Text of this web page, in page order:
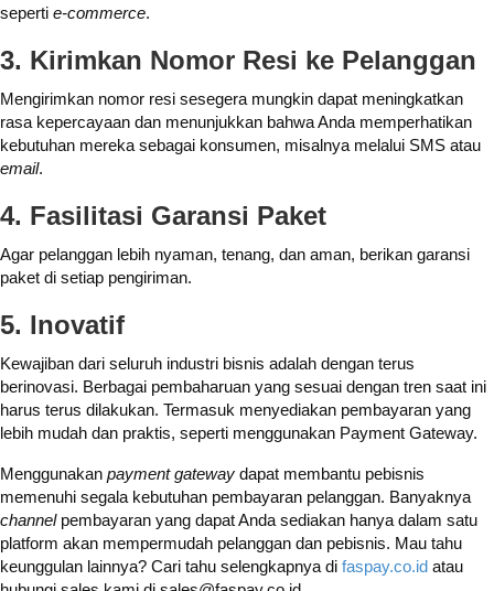
seperti e-commerce.
3. Kirimkan Nomor Resi ke Pelanggan
Mengirimkan nomor resi sesegera mungkin dapat meningkatkan
rasa kepercayaan dan menunjukkan bahwa Anda memperhatikan
kebutuhan mereka sebagai konsumen, misalnya melalui SMS atau
email.
4. Fasilitasi Garansi Paket
Agar pelanggan lebih nyaman, tenang, dan aman, berikan garansi
paket di setiap pengiriman.
5. Inovatif
Kewajiban dari seluruh industri bisnis adalah dengan terus
berinovasi. Berbagai pembaharuan yang sesuai dengan tren saat ini
harus terus dilakukan. Termasuk menyediakan pembayaran yang
lebih mudah dan praktis, seperti menggunakan Payment Gateway.
Menggunakan payment gateway dapat membantu pebisnis
memenuhi segala kebutuhan pembayaran pelanggan. Banyaknya
channelpembayaran yang dapat Anda sediakan hanya dalam satu
platform akan mempermudah pelanggan dan pebisnis. Mau tahu
keunggulan lainnya? Cari tahu selengkapnya di faspay.co.id atau